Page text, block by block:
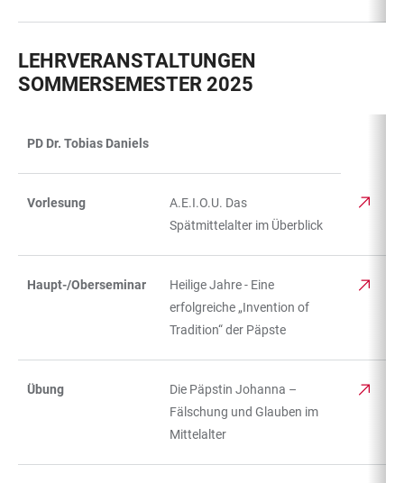
LEHRVERANSTALTUNGEN
SOMMERSEMESTER 2025
PD Dr. Tobias Daniels
Vorlesung
A.E.I.O.U. Das
Spätmittelalter im Überblick
Haupt-/Oberseminar
Heilige Jahre - Eine
erfolgreiche „Invention of
Tradition“ der Päpste
Übung
Die Päpstin Johanna –
Fälschung und Glauben im
Mittelalter